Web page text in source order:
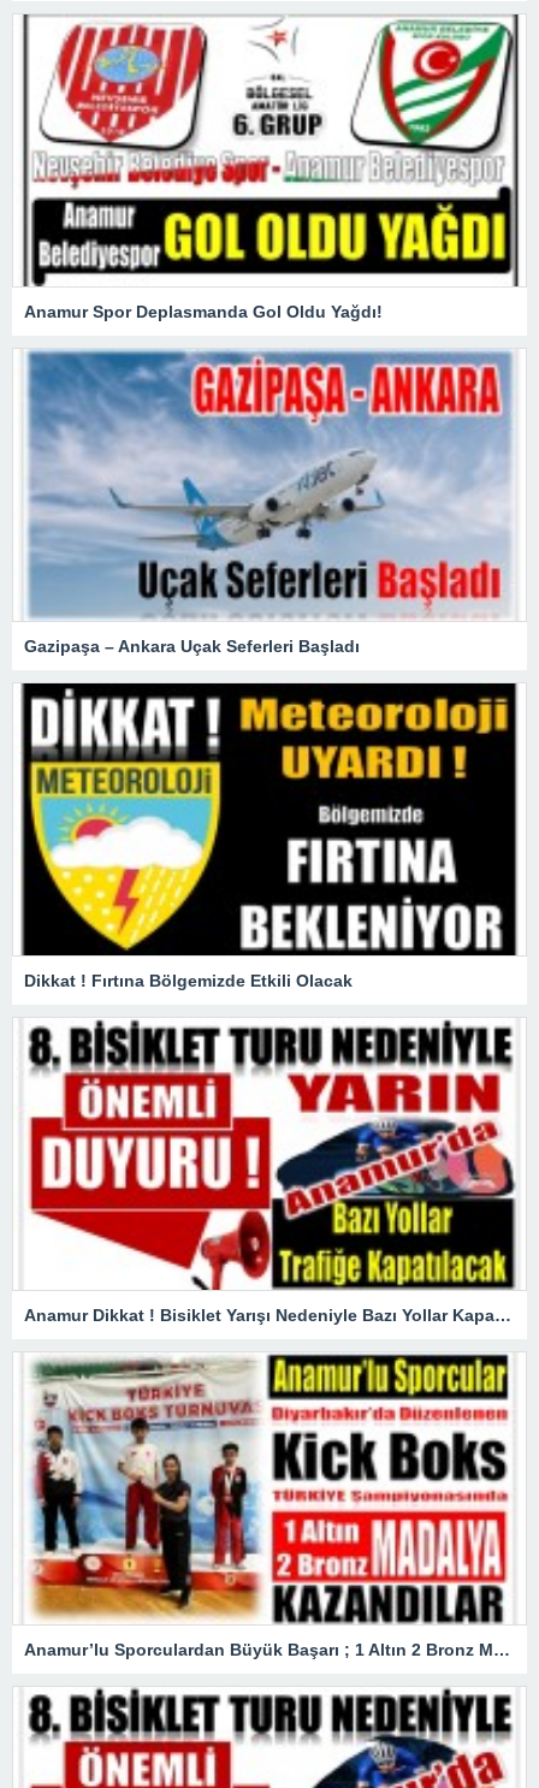
Anamur Spor Deplasmanda Gol Oldu Yağdı!
Gazipaşa – Ankara Uçak Seferleri Başladı
Dikkat ! Fırtına Bölgemizde Etkili Olacak
Anamur Dikkat ! Bisiklet Yarışı Nedeniyle Bazı Yollar Kapanacak
Anamur’lu Sporculardan Büyük Başarı ; 1 Altın 2 Bronz Madalya Kazandılar